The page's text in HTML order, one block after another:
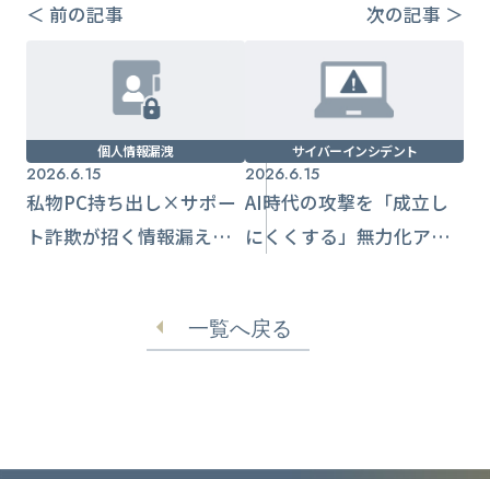
＜ 前の記事 次の記事 ＞
個人情報漏洩
2026.6.15
私物PC持ち出し×サポー
ト詐欺が招く情報漏えい
サイバーインシデント
2026.6.15
AI時代の攻撃を「成立し
にくくする」無力化アプ
一覧へ戻る